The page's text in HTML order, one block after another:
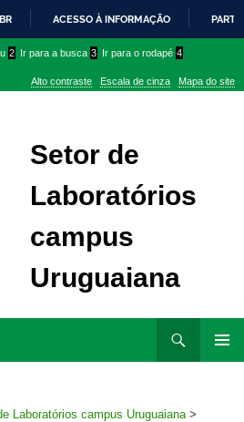
PARA
CONTEÚDO
ACESSO À INFORMAÇÃO
2 Ir para a busca 3 Ir para o rodapé 4
Alto contraste Escala de cinza Mapa do site
Setor de
Laboratórios
campus
Uruguaiana
Laboratórios campus Uruguaiana >